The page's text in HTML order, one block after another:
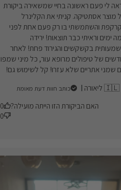
לי פעם ראשונה בחיי שמשאירה ביקורת
מוצר אסתטיקה. קניתי את הקלינרל
והשתמשתי בו רק פעם אחת לפני
ימים וראיתי כבר תוצאות! ירידה
בקשקשים והגירוד פחת! לאחר
של טיפולים מרופא עור, כל מיני שמפו
שמני אתריים שלא עזרו! קל לשימוש גם!
ליאורה 🇮🇱
כותב חוות דעת מאומת
האם הביקורת הזו הייתה מועילה?
0
0